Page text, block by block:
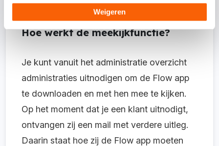
Weigeren
passen.
Hoe werkt de meekijkfunctie?
Je kunt vanuit het administratie overzicht
administraties uitnodigen om de Flow app
te downloaden en met hen mee te kijken.
Op het moment dat je een klant uitnodigt,
ontvangen zij een mail met verdere uitleg.
Daarin staat hoe zij de Flow app moeten